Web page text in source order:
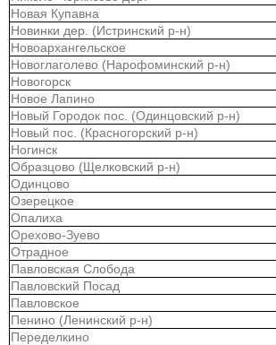
Новая Купавна
Новинки дер. (Истринский р-н)
Новоархангельское
Новоглаголево (Нарофоминский р-н)
Новогорск
Новое Лапино
Новый Городок пос. (Одинцовский р-н)
Новый пос. (Красногорский р-н)
Ногинск
Образцово (Щелковский р-н)
Одинцово
Озерецкое
Опалиха
Орехово-Зуево
Отрадное
Павловская Слобода
Павловский Посад
Павловское
Пенино (Ленинский р-н)
Переделкино